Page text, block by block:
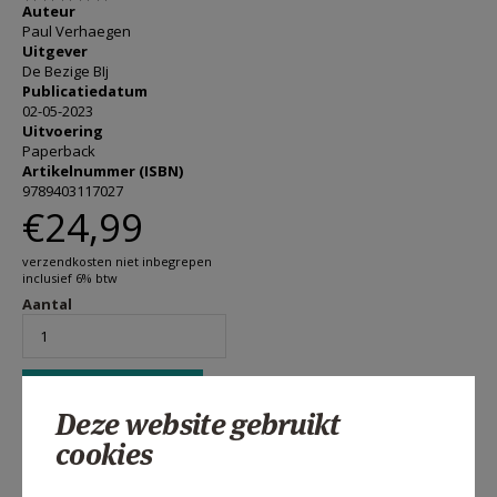
Auteur
Paul Verhaegen
Uitgever
De Bezige BIj
Publicatiedatum
02-05-2023
Uitvoering
Paperback
Artikelnummer (ISBN)
9789403117027
€24,99
verzendkosten niet inbegrepen
inclusief 6% btw
Aantal
Onbehagen maakt deel uit van ons mens zijn.
Deze website gebruikt
cookies